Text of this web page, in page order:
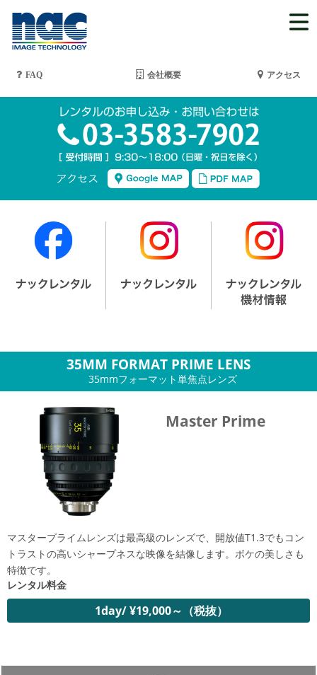
FAQ 会社概要 アクセス
35MM FORMAT PRIME LENS
35mmフォーマット単焦点レンズ
Master Prime
マスタープライムレンズは最高級のレンズで、開放値T1.3でもコン
トラストの高いシャープネスな映像を結像します。ボケの美しさも
特徴です。
レンタル料金
1day/ ¥19,000～（税抜）